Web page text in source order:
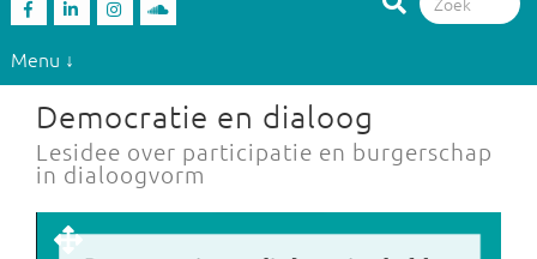
Menu ↓
Democratie en dialoog
Lesidee over participatie en burgerschap
in dialoogvorm